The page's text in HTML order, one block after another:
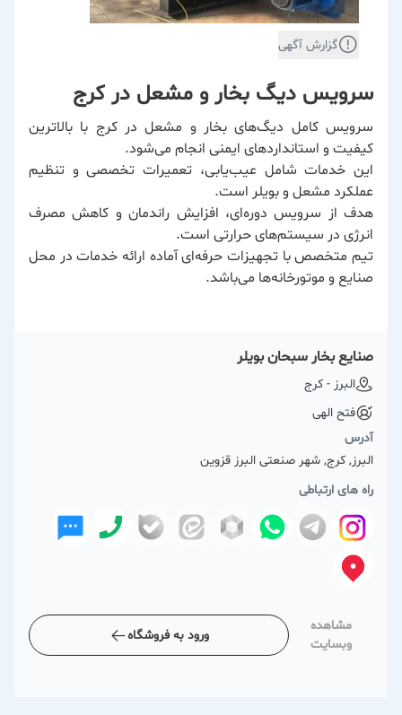
گزارش آگهی
سرویس دیگ بخار و مشعل در کرج
سرویس کامل دیگ‌های بخار و مشعل در کرج با بالاترین
کیفیت و استانداردهای ایمنی انجام می‌شود.
این خدمات شامل عیب‌یابی، تعمیرات تخصصی و تنظیم
عملکرد مشعل و بویلر است.
هدف از سرویس دوره‌ای، افزایش راندمان و کاهش مصرف
انرژی در سیستم‌های حرارتی است.
تیم متخصص با تجهیزات حرفه‌ای آماده ارائه خدمات در محل
صنایع و موتورخانه‌ها می‌باشد.
صنایع بخار سبحان بویلر
البرز - کرج
فتح الهی
آدرس
البرز, کرج, شهر صنعتی البرز قزوین
راه های ارتباطی
مشاهده
وبسایت
ورود به فروشگاه